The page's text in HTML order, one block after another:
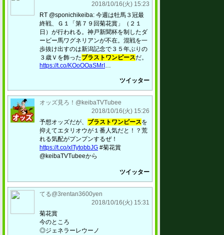
2018/10/16(火) 15:23
RT @sponichikeiba: 今週は牡馬３冠最
終戦、Ｇ１「第７９回菊花賞」（２１
日）が行われる。神戸新聞杯を制したダ
ービー馬ワグネリアンが不在。混戦を一
歩抜け出すのは新潟記念で３５年ぶりの
３歳Ｖを飾ったブラストワンピースだ。
https://t.co/KOoOOaSMrI …
ツイッター
オッズ見ろ！@keibaTVTubee
2018/10/16(火) 15:26
予想オッズだが、 ブラストワンピースを
抑えてエタリオウが１番人気だと！？荒
れる気配がプンプンするぜ！
https://t.co/xITytobbJG #菊花賞
@keibaTVTubeeから
ツイッター
てる@3rentan3600yen
2018/10/16(火) 15:31
菊花賞
今のところ
◎ジェネラーレウーノ